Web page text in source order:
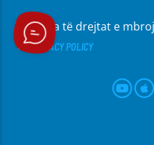
Të gjitha të drejtat e
PRIVACY POLICY